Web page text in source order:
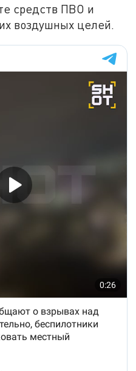
средств ПВО и
воздушных целей.